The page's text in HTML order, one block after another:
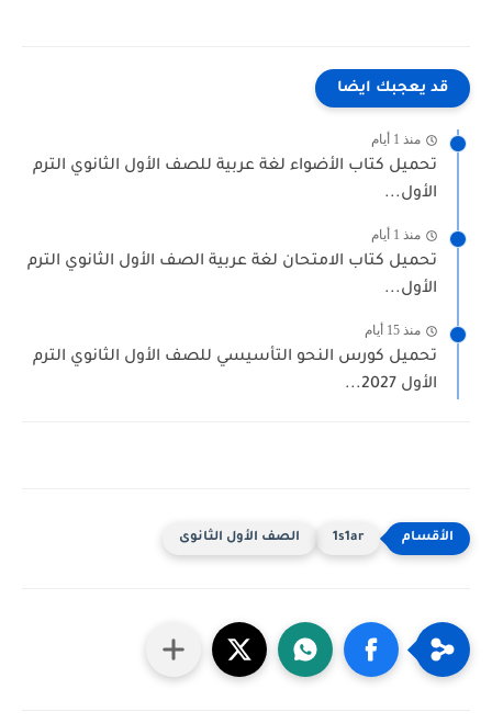
قد يعجبك ايضا
منذ 1 أيام
تحميل كتاب الأضواء لغة عربية للصف الأول الثانوي الترم
الأول...
منذ 1 أيام
تحميل كتاب الامتحان لغة عربية الصف الأول الثانوي الترم
الأول...
منذ 15 أيام
تحميل كورس النحو التأسيسي للصف الأول الثانوي الترم
الأول 2027...
1s1ar الصف الأول الثانوى